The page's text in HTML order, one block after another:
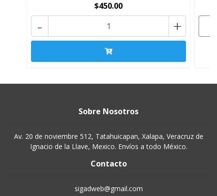
$450.00
+
-
Sobre Nosotros
Av. 20 de noviembre 512, Tatahuicapan, Xalapa, Veracruz de
Ignacio de la Llave, Mexico. Envíos a todo México.
Contacto
sigadweb@gmail.com